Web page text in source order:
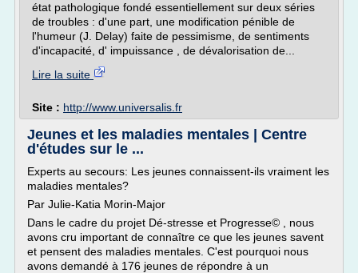
état pathologique fondé essentiellement sur deux séries
de troubles : d'une part, une modification pénible de
l'humeur (J. Delay) faite de pessimisme, de sentiments
d'incapacité, d' impuissance , de dévalorisation de...
Lire la suite
Site : http://www.universalis.fr
Jeunes et les maladies mentales | Centre
d'études sur le ...
Experts au secours: Les jeunes connaissent-ils vraiment les
maladies mentales?
Par Julie-Katia Morin-Major
Dans le cadre du projet Dé-stresse et Progresse© , nous
avons cru important de connaître ce que les jeunes savent
et pensent des maladies mentales. C'est pourquoi nous
avons demandé à 176 jeunes de répondre à un